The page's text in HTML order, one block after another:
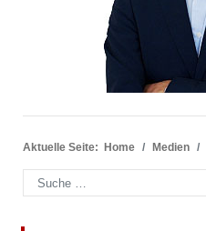
Aktuelle Seite: Home Medien
Suchen